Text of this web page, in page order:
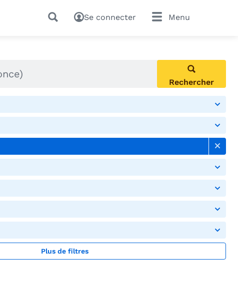
Se connecter Menu
Rechercher
Plus de filtres